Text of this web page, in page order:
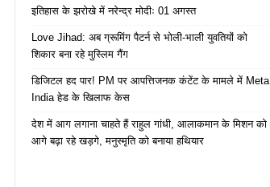
इतिहास के झरोखे में नरेन्द्र मोदीः 01 अगस्त
Love Jihad: अब ग्रूमिंग पैटर्न से भोली-भाली युवतियों को
शिकार बना रहे मुस्लिम गैंग
डिजिटल हद पार! PM पर आपत्तिजनक कंटेंट के मामले में Meta
India हेड के खिलाफ केस
देश में आग लगाना चाहते हैं राहुल गांधी, आलाकमान के मिशन को
आगे बढ़ा रहे खड़गे, मनुस्मृति को बनाया हथियार